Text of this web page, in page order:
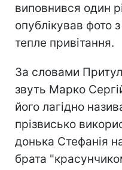
виповнився один
опублікував фото
тепле привітання.
За словами
звуть Марко
його лагідно
прізвисько
донька Стефанія
брата